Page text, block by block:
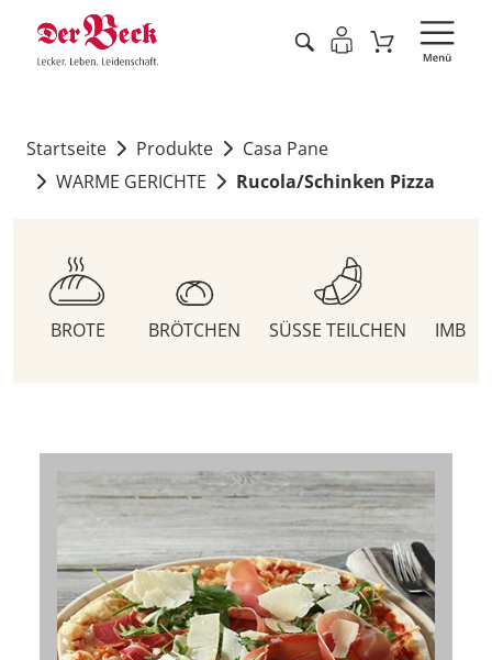
Startseite Produkte
Casa Pane
WARME GERICHTE
Rucola/Schinken Pizza
BROTE BRÖTCHEN SÜSSE TEILCHEN